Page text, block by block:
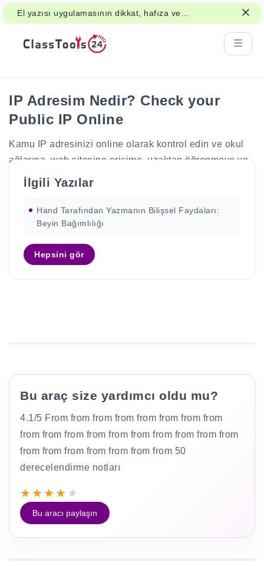
El yazısı uygulamasının dikkat, hafıza ve
öğrenmeyi nasıl destekleyebileceğini
okuyun.
IP Adresim Nedir? Check your
Public IP Online
Kamu IP adresinizi online olarak kontrol edin ve okul
ağlarına, web sitesine erişime, uzaktan öğrenmeye ve
yeni sorun gidermeye nasıl yardımcı olduğunu öğrenin.
IP'nizi arayın 216.73.217.131?
İlgili Yazılar
Hand Tarafından Yazmanın Bilişsel Faydaları:
Beyin Bağımlılığı
Hepsini gör
Bu araç size yardımcı oldu mu?
4.1/5 From from from from from from from from
from from from from from from from from from from
from from from from from from from 50
derecelendirme notları
★★★★ ★
Bu aracı paylaşın